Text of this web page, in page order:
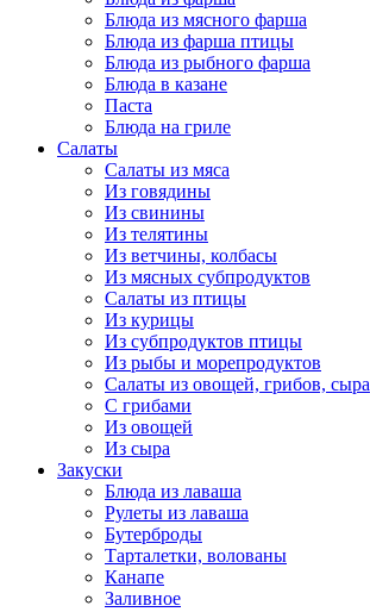
Блюда из мясного фарша
Блюда из фарша птицы
Блюда из рыбного фарша
Блюда в казане
Паста
Блюда на гриле
Салаты
Салаты из мяса
Из говядины
Из свинины
Из телятины
Из ветчины, колбасы
Из мясных субпродуктов
Салаты из птицы
Из курицы
Из субпродуктов птицы
Из рыбы и морепродуктов
Салаты из овощей, грибов, сыра
С грибами
Из овощей
Из сыра
Закуски
Блюда из лаваша
Рулеты из лаваша
Бутерброды
Тарталетки, волованы
Канапе
Заливное